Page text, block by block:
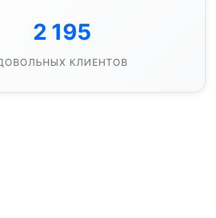
2 195
КЛИЕНТОВ